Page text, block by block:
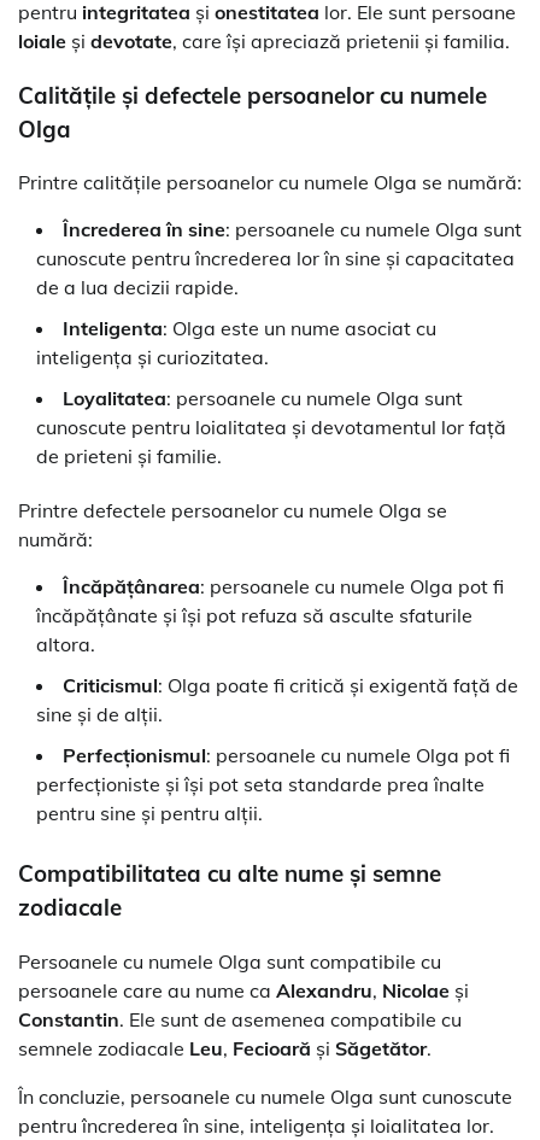
pentru integritatea și onestitatea lor. Ele sunt persoane
loiale și devotate, care își apreciază prietenii și familia.
Calitățile și defectele persoanelor cu numele
Olga
Printre calitățile persoanelor cu numele Olga se numără:
Încrederea în sine: persoanele cu numele Olga sunt
cunoscute pentru încrederea lor în sine și capacitatea
de a lua decizii rapide.
Inteligenta: Olga este un nume asociat cu
inteligența și curiozitatea.
Loyalitatea: persoanele cu numele Olga sunt
cunoscute pentru loialitatea și devotamentul lor față
de prieteni și familie.
Printre defectele persoanelor cu numele Olga se
numără:
Încăpățânarea: persoanele cu numele Olga pot fi
încăpățânate și își pot refuza să asculte sfaturile
altora.
Criticismul: Olga poate fi critică și exigentă față de
sine și de alții.
Perfecționismul: persoanele cu numele Olga pot fi
perfecționiste și își pot seta standarde prea înalte
pentru sine și pentru alții.
Compatibilitatea cu alte nume și semne
zodiacale
Persoanele cu numele Olga sunt compatibile cu
persoanele care au nume ca Alexandru, Nicolae și
Constantin. Ele sunt de asemenea compatibile cu
semnele zodiacale Leu, Fecioară și Săgetător.
În concluzie, persoanele cu numele Olga sunt cunoscute
pentru încrederea în sine, inteligența și loialitatea lor.